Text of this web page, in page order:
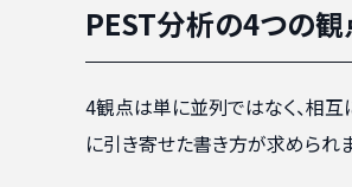
PEST分析の4つの観
4観点は単に並列ではなく、相
に引き寄せた書き方が求められま